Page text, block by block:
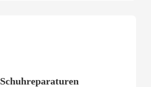
Schuhreparaturen